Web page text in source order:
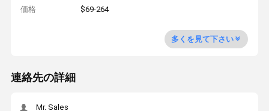
価格 $69-264
多くを見て下さい
連絡先の詳細
Mr. Sales